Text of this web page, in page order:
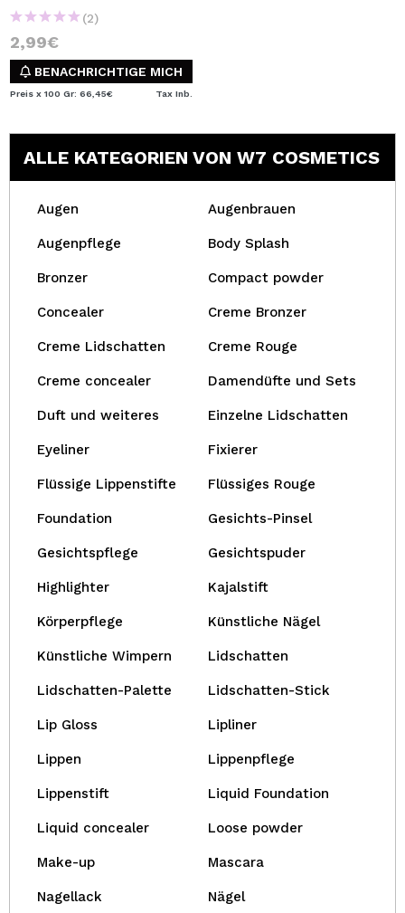
(2)
2,99€
BENACHRICHTIGE MICH
Preis x 100 Gr: 66,45€ Tax Inb.
ALLE KATEGORIEN VON W7 COSMETICS
Augen Augenbrauen
Augenpflege Body Splash
Bronzer Compact powder
Concealer Creme Bronzer
Creme Lidschatten Creme Rouge
Creme concealer Damendüfte und Sets
Duft und weiteres Einzelne Lidschatten
Eyeliner Fixierer
Flüssige Lippenstifte Flüssiges Rouge
Foundation Gesichts-Pinsel
Gesichtspflege Gesichtspuder
Highlighter Kajalstift
Körperpflege Künstliche Nägel
Künstliche Wimpern Lidschatten
Lidschatten-Palette Lidschatten-Stick
Lip Gloss Lipliner
Lippen Lippenpflege
Lippenstift Liquid Foundation
Liquid concealer Loose powder
Make-up Mascara
Nagellack Nägel